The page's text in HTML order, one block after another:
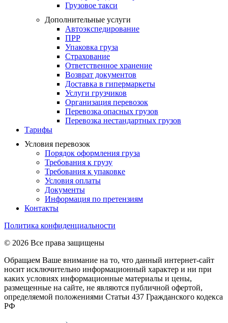
Грузовое такси
Дополнительные услуги
Автоэкспедирование
ПPР
Упаковка груза
Cтрахование
Ответственное хранение
Возврат документов
Доставка в гипермаркеты
Услуги грузчиков
Организация перевозок
Перевозка опасных грузов
Перевозка нестандартных грузов
Тарифы
Условия перевозок
Порядок оформления груза
Требования к грузу
Требования к упаковке
Условия оплаты
Документы
Информация по претензиям
Контакты
Политика конфиденциальности
© 2026 Все права защищены
Обращаем Ваше внимание на то, что данный интернет-сайт
носит исключительно информационный характер и ни при
каких условиях информационные материалы и цены,
размещенные на сайте, не являются публичной офертой,
определяемой положениями Статьи 437 Гражданского кодекса
РФ